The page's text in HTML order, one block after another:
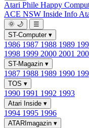
Atari Phile Happy
ACE NSW Inside Info
🌞 🌙
☰
ST-Computer ▾
1986 1987 1988 1989
1998 1999 2000 2001
ST-Magazin ▾
1987 1988 1989 1990
TOS ▾
1990 1991 1992 1993
Atari Inside ▾
1994 1995 1996
ATARImagazin ▾